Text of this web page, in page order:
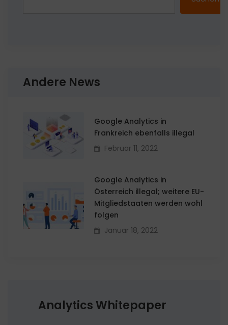
Andere News
Google Analytics in
Frankreich ebenfalls illegal
Februar 11, 2022
Google Analytics in
Österreich illegal; weitere EU-
Mitgliedstaaten werden wohl
folgen
Januar 18, 2022
Analytics Whitepaper